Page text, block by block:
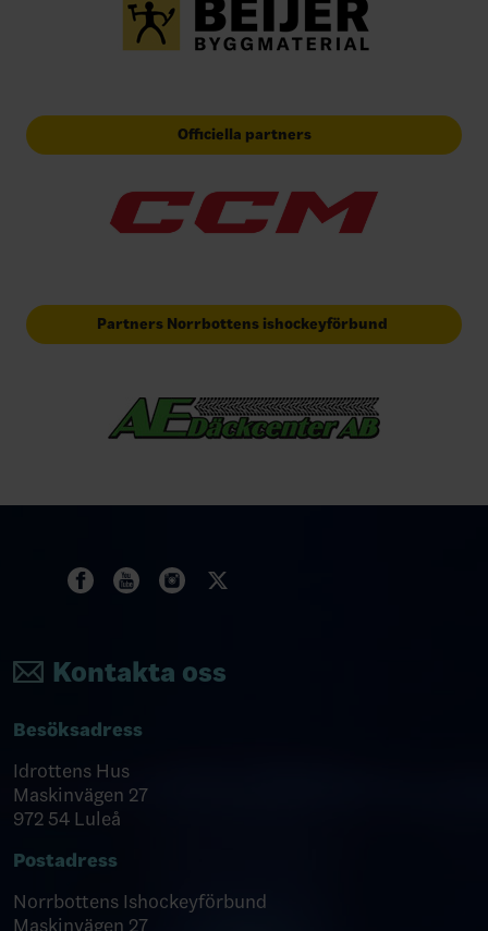
Officiella partners
Partners Norrbottens ishockeyförbund
Kontakta oss
Besöksadress
Idrottens Hus
Maskinvägen 27
972 54 Luleå
Postadress
Norrbottens Ishockeyförbund
Maskinvägen 27